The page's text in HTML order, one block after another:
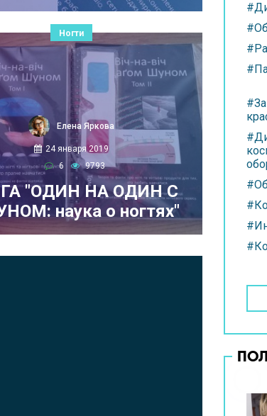
Ногти
Елена Яркова
24 января 2019
6
9793
"ОДИН НА ОДИН С
наука о ногтях"